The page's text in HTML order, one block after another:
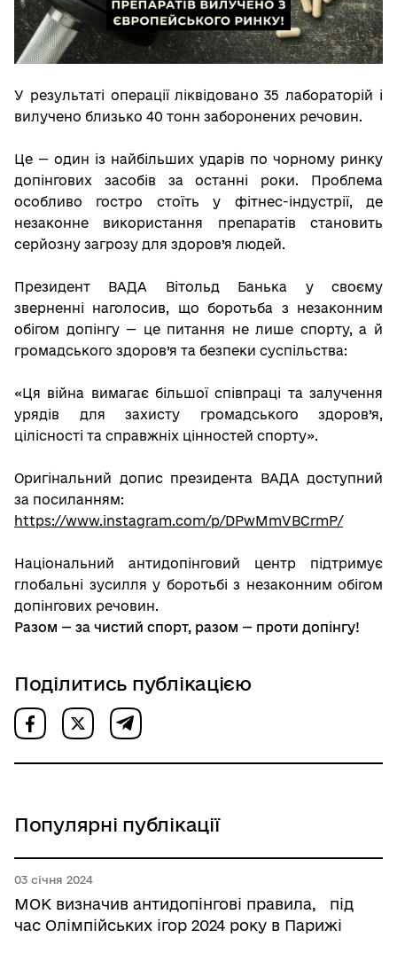
У результаті операції ліквідовано 35 лабораторій і
вилучено близько 40 тонн заборонених речовин.
Це — один із найбільших ударів по чорному ринку
допінгових засобів за останні роки. Проблема
особливо гостро стоїть у фітнес-індустрії, де
незаконне використання препаратів становить
серйозну загрозу для здоров’я людей.
Президент ВАДА Вітольд Банька у своєму
зверненні наголосив, що боротьба з незаконним
обігом допінгу — це питання не лише спорту, а й
громадського здоров’я та безпеки суспільства:
«Ця війна вимагає більшої співпраці та залучення
урядів для захисту громадського здоров’я,
цілісності та справжніх цінностей спорту».
Оригінальний допис президента ВАДА доступний
за посиланням:
https://www.instagram.com/p/DPwMmVBCrmP/
Національний антидопінговий центр підтримує
глобальні зусилля у боротьбі з незаконним обігом
допінгових речовин.
Разом — за чистий спорт, разом — проти допінгу!
Поділитись публікацією
Популярні публікації
03 січня 2024
МОК визначив антидопінгові правила, під
час Олімпійських ігор 2024 року в Парижі